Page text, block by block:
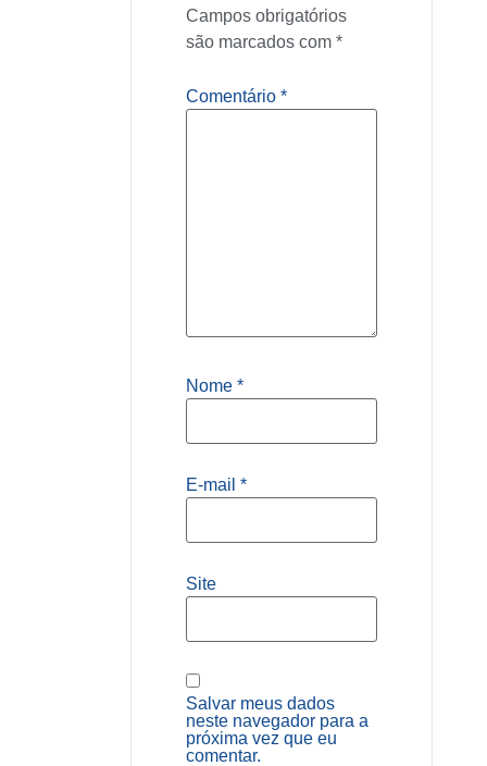
Campos obrigatórios
são marcados com *
Comentário *
Nome *
E-mail *
Site
Salvar meus dados
neste navegador para a
próxima vez que eu
comentar.